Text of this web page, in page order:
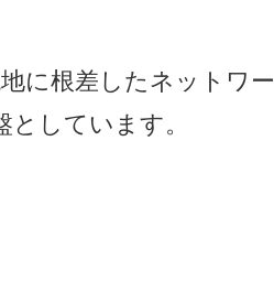
に根差したネットワ
としています。